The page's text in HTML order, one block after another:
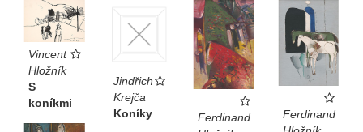
Vincent
Hložník
S
koníkmi
Jindřich
Krejča
Koníky
Ferdinand
Ferdinand